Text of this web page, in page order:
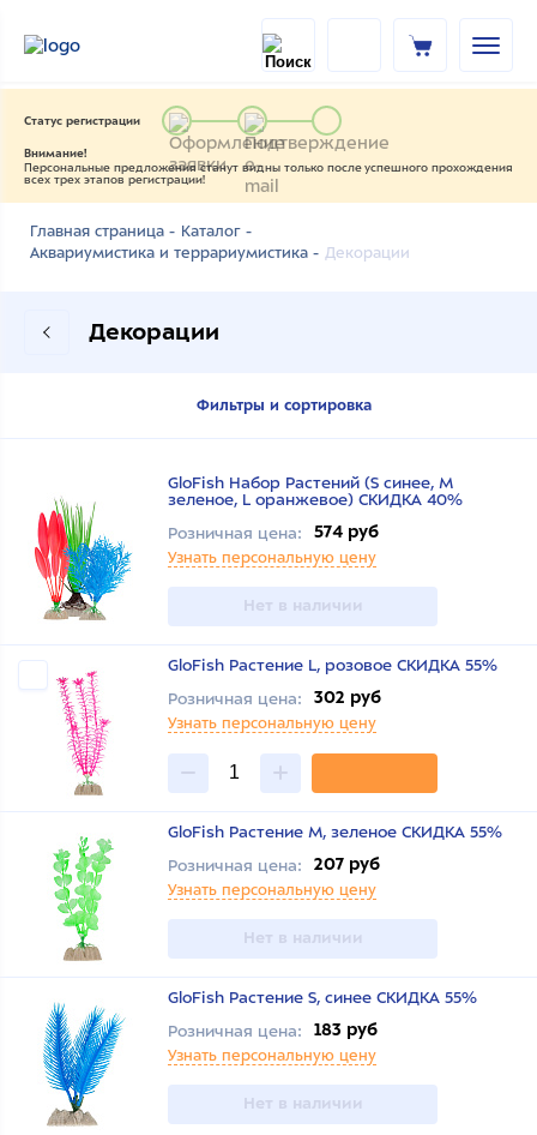
Статус регистрации
Внимание!
Персональные предложения станут видны только после успешного прохождения
всех трех этапов регистрации!
Главная страница - Каталог -
Аквариумистика и террариумистика - Декорации
Декорации
Фильтры и сортировка
GloFish Набор Растений (S синее, М
зеленое, L оранжевое) СКИДКА 40%
Розничная цена:
574 руб
Узнать персональную цену
Нет в наличии
GloFish Растение L, розовое СКИДКА 55%
Розничная цена:
302 руб
Узнать персональную цену
GloFish Растение М, зеленое СКИДКА 55%
Розничная цена:
207 руб
Узнать персональную цену
Нет в наличии
GloFish Растение S, синее СКИДКА 55%
Розничная цена:
183 руб
Узнать персональную цену
Нет в наличии